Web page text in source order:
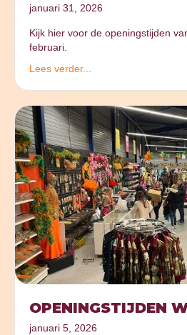
januari 31, 2026
Kijk hier voor de openingstijden
februari.
Lees verder...
OPENINGSTIJDEN
januari 5, 2026